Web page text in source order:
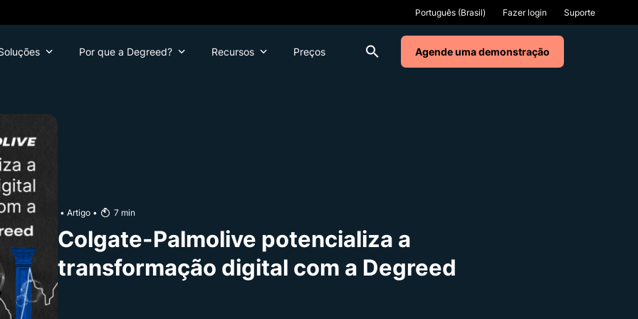
Fazer login Suporte
Por que a Degreed? Recursos Preços Agende uma demonstração
• Artigo • 7 min
Colgate-Palmolive potencializa a
transformação digital com a Degreed